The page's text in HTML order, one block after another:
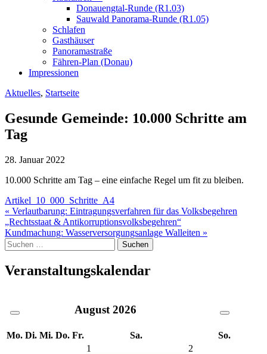
Donauengtal-Runde (R1.03)
Sauwald Panorama-Runde (R1.05)
Schlafen
Gasthäuser
Panoramastraße
Fähren-Plan (Donau)
Impressionen
Aktuelles, Startseite
Gesunde Gemeinde: 10.000 Schritte am
Tag
28. Januar 2022
10.000 Schritte am Tag – eine einfache Regel um fit zu bleiben.
Artikel_10_000_Schritte_A4
Beitragsnavigation
« Verlautbarung: Eintragungsverfahren für das Volksbegehren
„Rechtsstaat & Antikorruptionsvolksbegehren“
Kundmachung: Wasserversorgungsanlage Walleiten »
Suche
nach:
Veranstaltungskalendar
August 2026
Mo. Di. Mi. Do. Fr. Sa.
So.
1
2